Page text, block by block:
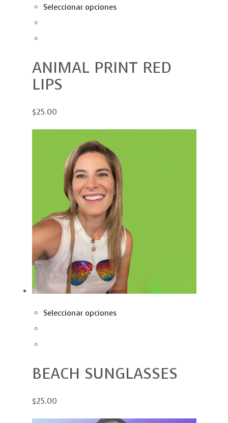
Seleccionar opciones
ANIMAL PRINT RED
LIPS
$25.00
Seleccionar opciones
BEACH SUNGLASSES
$25.00